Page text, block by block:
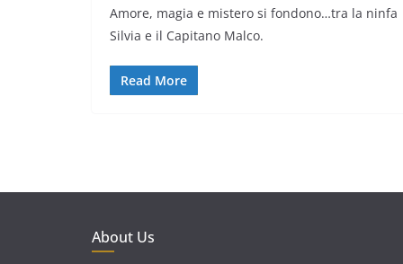
Amore, magia e mistero si fondono…tra la ninfa
Silvia e il Capitano Malco.
Read More
About Us